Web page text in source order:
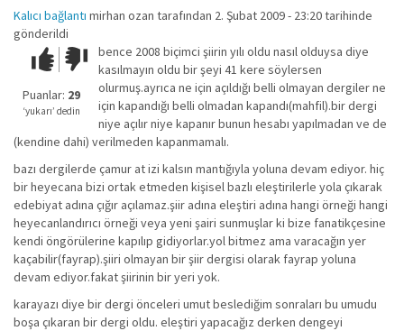
Kalıcı bağlantı mirhan ozan tarafından 2. Şubat 2009 - 23:20 tarihinde
gönderildi
Çok iyi!O
kadar
iyi
değil!
Puanlar: 29
‘yukarı’ dedin
bence 2008 biçimci şiirin yılı oldu nasıl olduysa diye
kasılmayın oldu bir şeyi 41 kere söylersen
olurmuş.ayrıca ne için açıldığı belli olmayan dergiler ne
için kapandığı belli olmadan kapandı(mahfil).bir dergi
niye açılır niye kapanır bunun hesabı yapılmadan ve de
(kendine dahi) verilmeden kapanmamalı.
bazı dergilerde çamur at izi kalsın mantığıyla yoluna devam ediyor. hiç
bir heyecana bizi ortak etmeden kişisel bazlı eleştirilerle yola çıkarak
edebiyat adına çığır açılamaz.şiir adına eleştiri adına hangi örneği hangi
heyecanlandırıcı örneği veya yeni şairi sunmuşlar ki bize fanatikçesine
kendi öngörülerine kapılıp gidiyorlar.yol bitmez ama varacağın yer
kaçabilir(fayrap).şiiri olmayan bir şiir dergisi olarak fayrap yoluna
devam ediyor.fakat şiirinin bir yeri yok.
karayazı diye bir dergi önceleri umut beslediğim sonraları bu umudu
boşa çıkaran bir dergi oldu. eleştiri yapacağız derken dengeyi